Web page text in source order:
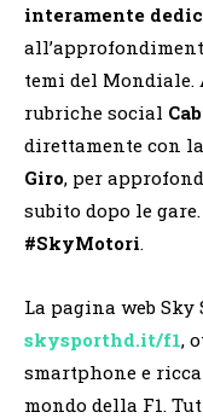
interamente
temi del Mondiale.
rubriche social
direttamente con
Giro, per
subito dopo le
#SkyMotori.
La pagina web
skysporthd.it/f1,
smartphone e
mondo della F1.